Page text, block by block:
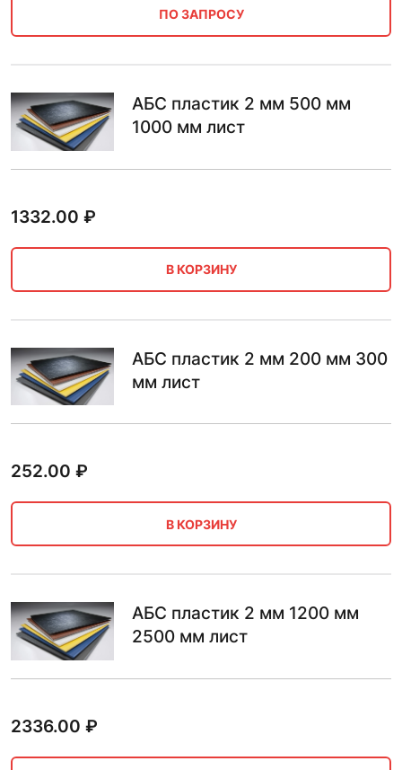
ПО ЗАПРОСУ
АБС пластик 2 мм 500 мм
1000 мм лист
1332.00 ₽
В КОРЗИНУ
АБС пластик 2 мм 200 мм 300
мм лист
252.00 ₽
В КОРЗИНУ
АБС пластик 2 мм 1200 мм
2500 мм лист
2336.00 ₽